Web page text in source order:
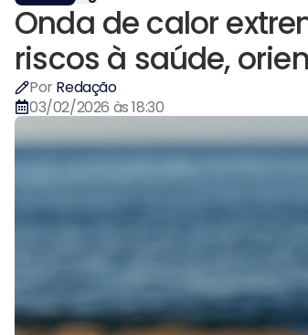
médico da
Onda de calor
riscos à saúde,
Por Redação
03/02/2026 às 18:30